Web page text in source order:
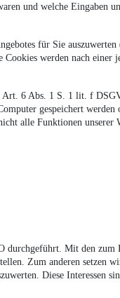
und welche Eingaben
für Sie
Cookies werden nach einer
Art. 6 Abs. 1 S. 1 lit. f
gespeichert werden
alle Funktionen unserer
durchgeführt. Mit den zum
Zum anderen setzen
Diese Interessen